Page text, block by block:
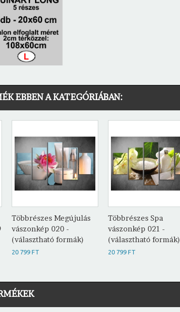
EBBEN A KATEGÓRIÁBAN:
Többrészes Megújulás
vászonkép 020 -
(választható formák)
20 799 FT
Többrészes Spa
vászonkép 021 -
(választható formák)
20 799 FT